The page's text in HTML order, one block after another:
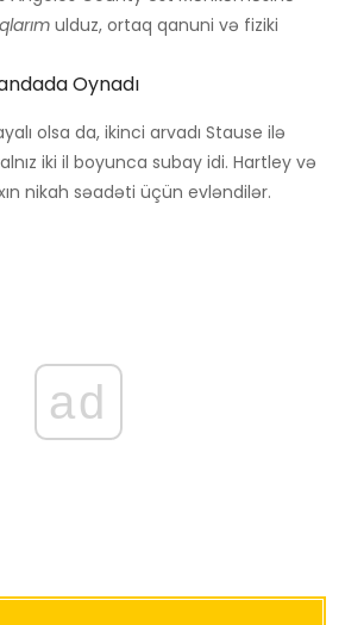
ulduz, ortaq qanuni və fiziki
Oynadı
olsa da, ikinci arvadı Stause ilə
iki il boyunca subay idi. Hartley və
nikah səadəti üçün evləndilər.
ad